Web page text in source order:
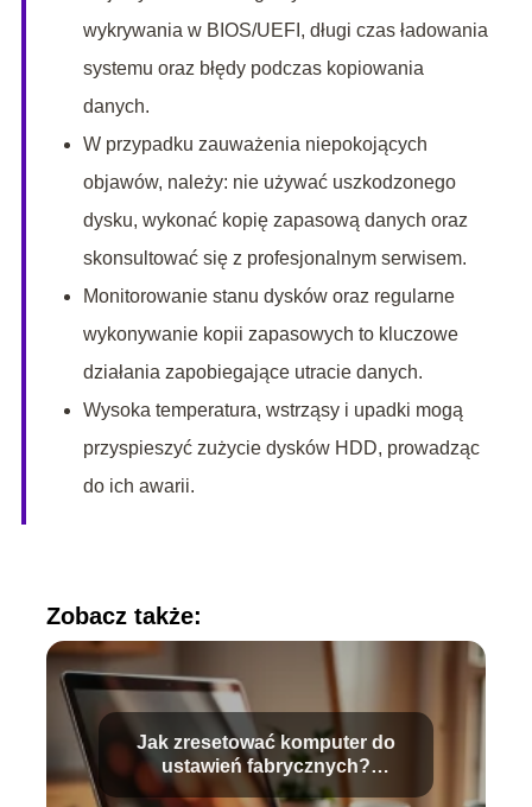
wykrywania w BIOS/UEFI, długi czas ładowania
systemu oraz błędy podczas kopiowania
danych.
W przypadku zauważenia niepokojących
objawów, należy: nie używać uszkodzonego
dysku, wykonać kopię zapasową danych oraz
skonsultować się z profesjonalnym serwisem.
Monitorowanie stanu dysków oraz regularne
wykonywanie kopii zapasowych to kluczowe
działania zapobiegające utracie danych.
Wysoka temperatura, wstrząsy i upadki mogą
przyspieszyć zużycie dysków HDD, prowadząc
do ich awarii.
Zobacz także:
Jak zresetować komputer do
ustawień fabrycznych?
Przewodnik krok po kroku